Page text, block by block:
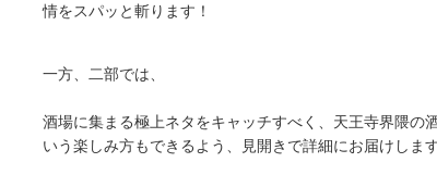
情をスパッと斬ります！
一方、二部では、
酒場に集まる極上ネタをキャッチすべく、天王寺界隈の
いう楽しみ方もできるよう、見開きで詳細にお届けします